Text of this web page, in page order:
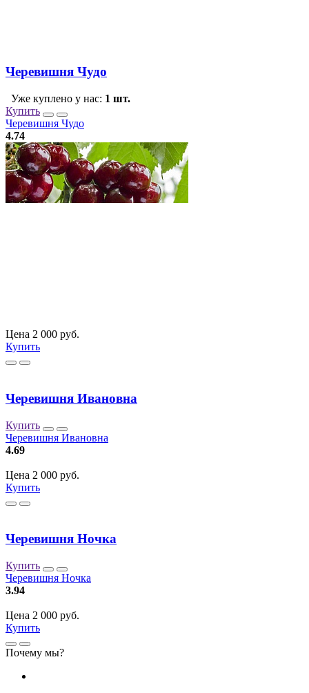
Черевишня Чудо
Уже куплено у нас: 1 шт.
Купить
Черевишня Чудо
4.74
Цена 2 000 руб.
Купить
Черевишня Ивановна
Купить
Черевишня Ивановна
4.69
Цена 2 000 руб.
Купить
Черевишня Ночка
Купить
Черевишня Ночка
3.94
Цена 2 000 руб.
Купить
Почему мы?